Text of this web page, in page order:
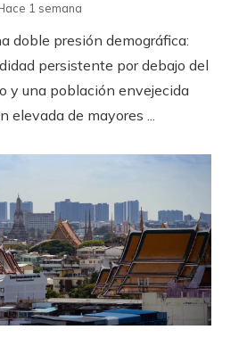
1 semana
doble presión demográfica:
persistente por debajo del
y una población envejecida
elevada de mayores ...